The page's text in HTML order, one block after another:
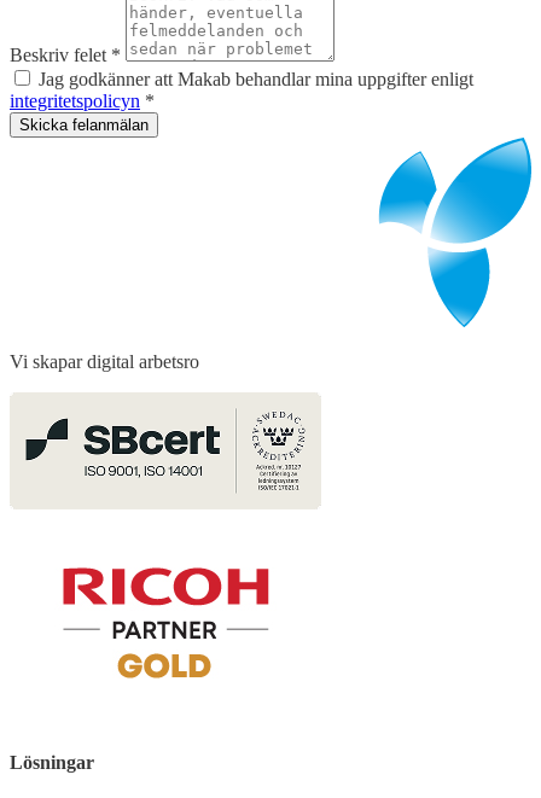
Beskriv felet *
Jag godkänner att Makab behandlar mina uppgifter enligt
integritetspolicyn *
Skicka felanmälan
Vi skapar digital arbetsro
Lösningar